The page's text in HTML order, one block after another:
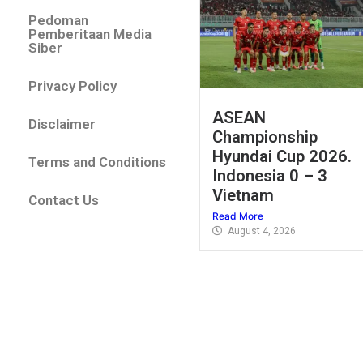
Pedoman
Pemberitaan Media
Siber
Privacy Policy
Disclaimer
Terms and Conditions
Contact Us
ASEAN
Championship
Hyundai Cup 2026.
Indonesia 0 – 3
Vietnam
Read More
August 4, 2026